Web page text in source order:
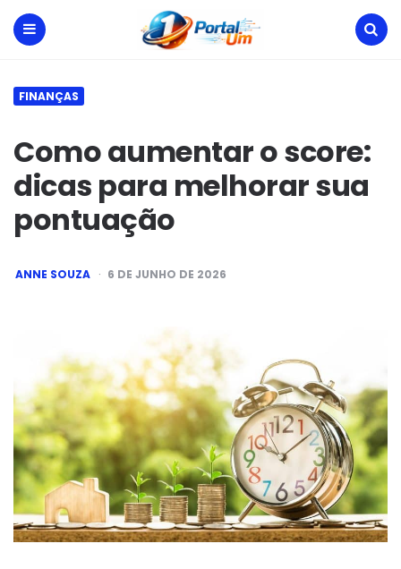
FINANÇAS
Como aumentar o score:
dicas para melhorar sua
pontuação
POSTED
BY
ANNE SOUZA 6 DE JUNHO DE 2026